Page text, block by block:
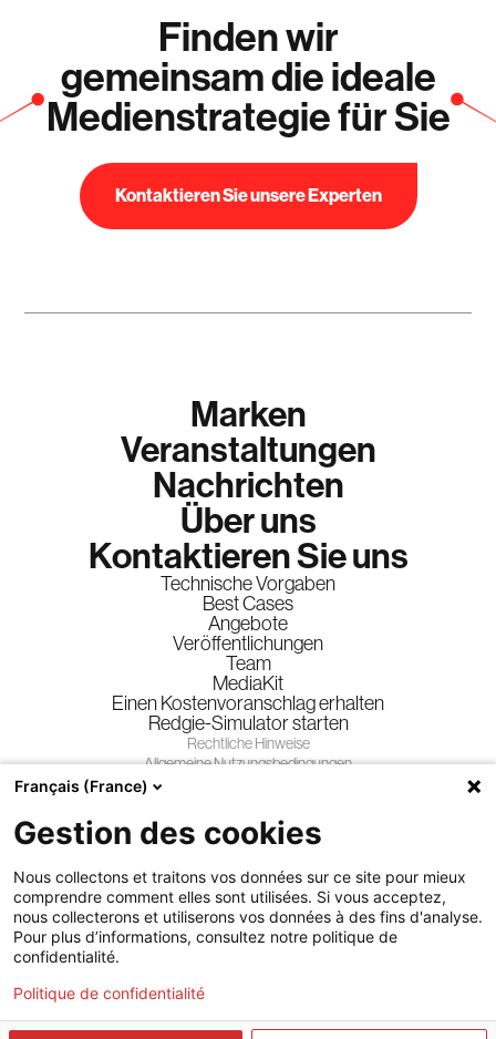
Finden wir
gemeinsam die ideale
Medienstrategie für Sie
Kontaktieren Sie unsere Experten
Marken
Veranstaltungen
Nachrichten
Über uns
Kontaktieren Sie uns
Technische Vorgaben
Best Cases
Angebote
Veröffentlichungen
Team
MediaKit
Einen Kostenvoranschlag erhalten
Redgie-Simulator starten
Rechtliche Hinweise
Allgemeine Nutzungsbedingungen
Allgemeine Geschäftsbedingungen
Gewinnspiele
Folgen Sie uns
© Regie.lu - Alle Rechte vorbehalten
Français (France)
Gestion des cookies
Nous collectons et traitons vos données sur ce site pour mieux
comprendre comment elles sont utilisées. Si vous acceptez,
nous collecterons et utiliserons vos données à des fins d'analyse.
Pour plus d’informations, consultez notre politique de
confidentialité.
Politique de confidentialité